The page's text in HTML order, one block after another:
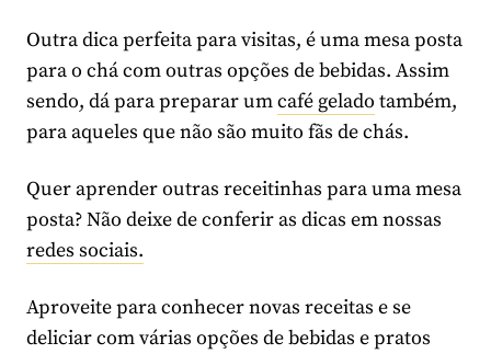
Outra dica perfeita para visitas, é uma mesa posta
para o chá com outras opções de bebidas. Assim
sendo, dá para preparar umcafé gelado também,
para aqueles que não são muito fãs de chás.
Quer aprender outras receitinhas para uma mesa
posta? Não deixe de conferir as dicas em nossas
redes sociais.
Aproveite para conhecer novas receitas e se
deliciar com várias opções de bebidas e pratos